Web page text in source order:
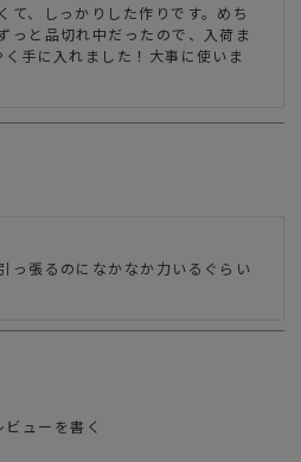
て、しっかりした作りです。めち
っと品切れ中だったので、入荷ま
手に入れました！大事に使いま
っ張るのになかなか力いるぐらい
ビューを書く